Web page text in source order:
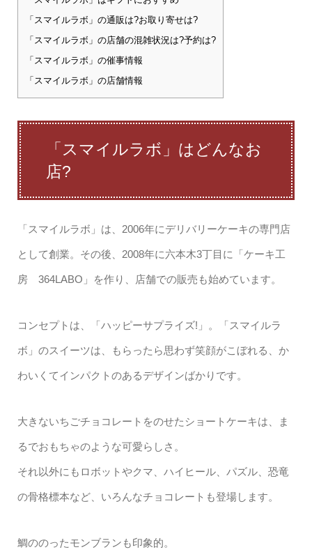
「スマイルラボ」の通販は?お取り寄せは?
「スマイルラボ」の店舗の混雑状況は?予約は?
「スマイルラボ」の催事情報
「スマイルラボ」の店舗情報
「スマイルラボ」はどんなお
店?
「スマイルラボ」は、2006年にデリバリーケーキの専門店
として創業。その後、2008年に六本木3丁目に「ケーキ工
房 364LABO」を作り、店舗での販売も始めています。
コンセプトは、「ハッピーサプライズ!」。「スマイルラ
ボ」のスイーツは、もらったら思わず笑顔がこぼれる、か
わいくてインパクトのあるデザインばかりです。
大きないちごチョコレートをのせたショートケーキは、ま
るでおもちゃのような可愛らしさ。
それ以外にもロボットやクマ、ハイヒール、パズル、恐竜
の骨格標本など、いろんなチョコレートも登場します。
鯛ののったモンブランも印象的。